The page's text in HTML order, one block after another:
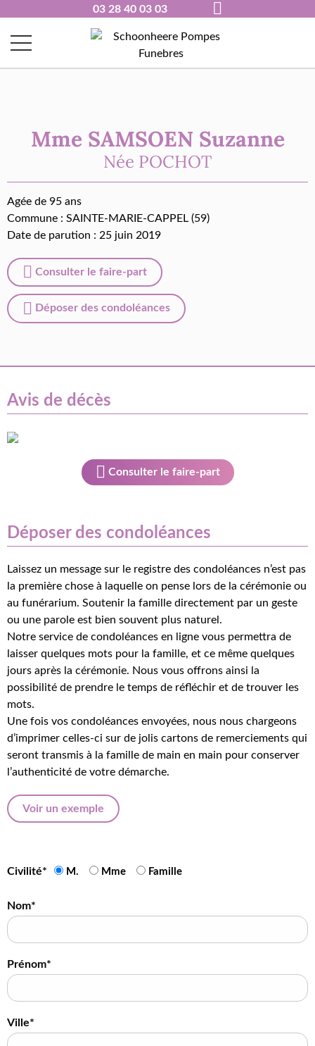
03 28 40 03 03
Mme SAMSOEN Suzanne
Née POCHOT
Agée de 95 ans
Commune : SAINTE-MARIE-CAPPEL (59)
Date de parution : 25 juin 2019
Consulter le faire-part
Déposer des condoléances
Avis de décès
Consulter le faire-part
Déposer des condoléances
Laissez un message sur le registre des condoléances n’est pas
la première chose à laquelle on pense lors de la cérémonie ou
au funérarium. Soutenir la famille directement par un geste
ou une parole est bien souvent plus naturel.
Notre service de condoléances en ligne vous permettra de
laisser quelques mots pour la famille, et ce même quelques
jours après la cérémonie. Nous vous offrons ainsi la
possibilité de prendre le temps de réfléchir et de trouver les
mots.
Une fois vos condoléances envoyées, nous nous chargeons
d’imprimer celles-ci sur de jolis cartons de remerciements qui
seront transmis à la famille de main en main pour conserver
l’authenticité de votre démarche.
Voir un exemple
Civilité* M. Mme Famille
Nom*
Prénom*
Ville*